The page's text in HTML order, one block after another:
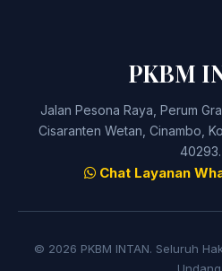
PKBM
Jalan Pesona Raya, Perum
Cisaranten Wetan, Cinambo,
40293.
Chat Layanan
© 2026 PKBM INTAN. Seluruh
Undang.